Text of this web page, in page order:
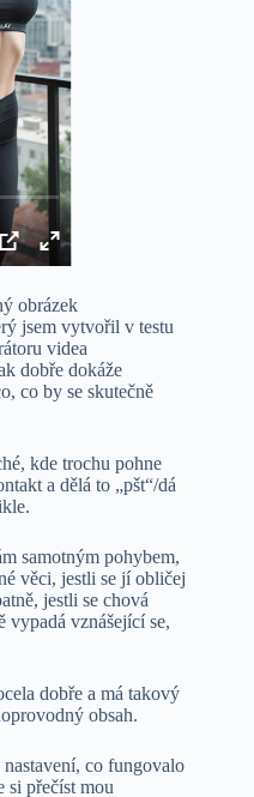
obrázek
jsem vytvořil v testu
videa
dobře dokáže
co by se skutečně
kde trochu pohne
a dělá to „pšt“/dá
samotným pohybem,
věci, jestli se jí obličej
jestli se chová
vypadá vznášející se,
dobře a má takový
obsah.
co fungovalo
si přečíst mou